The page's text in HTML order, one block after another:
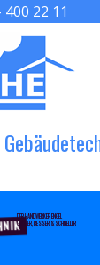
22 11
DER HANDWERKER ENGEL
GRÖßER, BESSER & SCHNELLER